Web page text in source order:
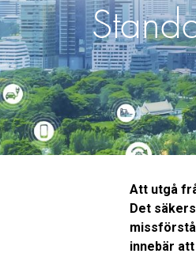
Att utgå
Det
innebär